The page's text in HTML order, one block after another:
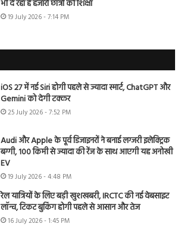
भी दे रहा है हजारों छात्रों को शिक्षा
19 July 2026 - 7:14 PM
iOS 27 में नई Siri होगी पहले से ज्यादा स्मार्ट, ChatGPT और
Gemini को देगी टक्कर
25 July 2026 - 7:52 PM
Audi और Apple के पूर्व डिजाइनरों ने बनाई लग्जरी इलेक्ट्रिक
बग्गी, 100 किमी से ज्यादा की रेंज के साथ आएगी यह अनोखी
EV
19 July 2026 - 4:48 PM
रेल यात्रियों के लिए बड़ी खुशखबरी, IRCTC की नई वेबसाइट
लॉन्च, टिकट बुकिंग होगी पहले से आसान और तेज
16 July 2026 - 1:45 PM